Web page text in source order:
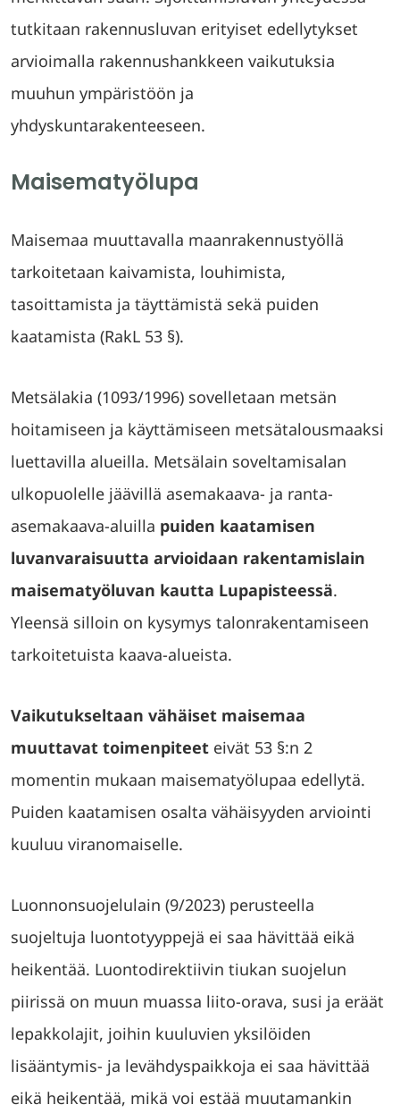
tutkitaan rakennusluvan erityiset edellytykset
arvioimalla rakennushankkeen vaikutuksia
muuhun ympäristöön ja
yhdyskuntarakenteeseen.
Maisematyölupa
Maisemaa muuttavalla maanrakennustyöllä
tarkoitetaan kaivamista, louhimista,
tasoittamista ja täyttämistä sekä puiden
kaatamista (RakL 53 §).
Metsälakia (1093/1996) sovelletaan metsän
hoitamiseen ja käyttämiseen metsätalousmaaksi
luettavilla alueilla. Metsälain soveltamisalan
ulkopuolelle jäävillä asemakaava- ja ranta-
asemakaava-aluilla puiden kaatamisen
luvanvaraisuutta arvioidaan rakentamislain
maisematyöluvan kautta Lupapisteessä.
Yleensä silloin on kysymys talonrakentamiseen
tarkoitetuista kaava-alueista.
Vaikutukseltaan vähäiset maisemaa
muuttavat toimenpiteet eivät 53 §:n 2
momentin mukaan maisematyölupaa edellytä.
Puiden kaatamisen osalta vähäisyyden arviointi
kuuluu viranomaiselle.
Luonnonsuojelulain (9/2023) perusteella
suojeltuja luontotyyppejä ei saa hävittää eikä
heikentää. Luontodirektiivin tiukan suojelun
piirissä on muun muassa liito-orava, susi ja eräät
lepakkolajit, joihin kuuluvien yksilöiden
lisääntymis- ja levähdyspaikkoja ei saa hävittää
eikä heikentää, mikä voi estää muutamankin